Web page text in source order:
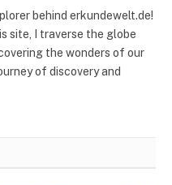
behind erkundewelt.de!
site, I traverse the globe
the wonders of our
of discovery and